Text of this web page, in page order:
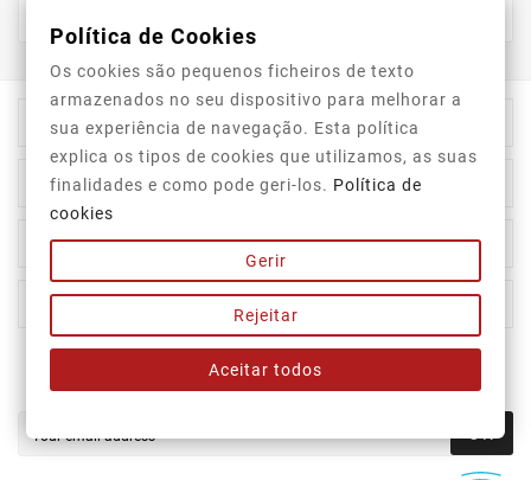
Store Information
Category
Our Company 
Your Account 
Newsletter
OK
Política de Cookies
Os cookies são pequenos ficheiros de texto
armazenados no seu dispositivo para melhorar a
sua experiência de navegação. Esta política
explica os tipos de cookies que utilizamos, as suas
finalidades e como pode geri-los. Política de
cookies
Gerir
Rejeitar
Aceitar todos